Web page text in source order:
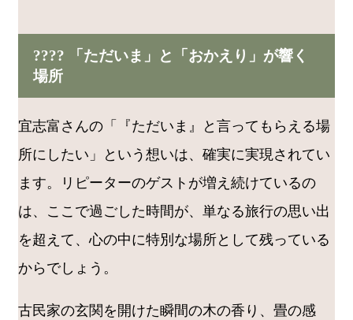
???? 「ただいま」と「おかえり」が響く
場所
宜志富さんの「『ただいま』と言ってもらえる場
所にしたい」という想いは、確実に実現されてい
ます。リピーターのゲストが増え続けているの
は、ここで過ごした時間が、単なる旅行の思い出
を超えて、心の中に特別な場所として残っている
からでしょう。
古民家の玄関を開けた瞬間の木の香り、畳の感